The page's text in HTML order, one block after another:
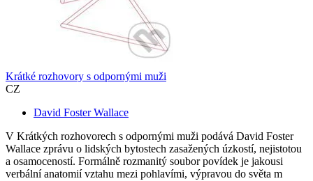
Krátké rozhovory s odpornými muži
CZ
David Foster Wallace
V Krátkých rozhovorech s odpornými muži podává David Foster
Wallace zprávu o lidských bytostech zasažených úzkostí, nejistotou
a osamoceností. Formálně rozmanitý soubor povídek je jakousi
verbální anatomií vztahu mezi pohlavími, výpravou do světa m